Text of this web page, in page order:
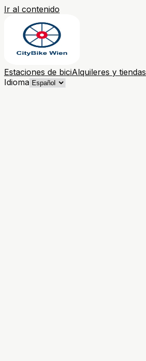
Ir al contenido
Estaciones de biciAlquileres y tiendas
Idioma